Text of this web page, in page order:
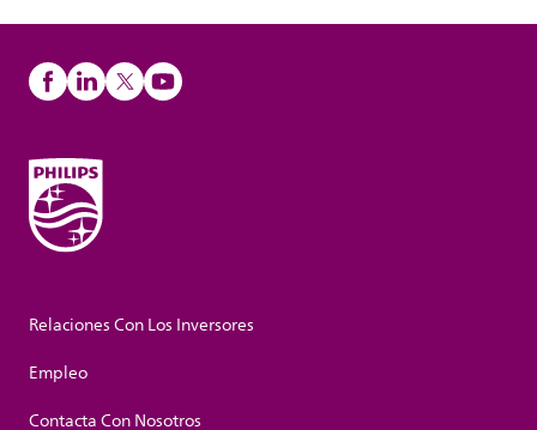
Relaciones Con Los Inversores
Empleo
Contacta Con Nosotros